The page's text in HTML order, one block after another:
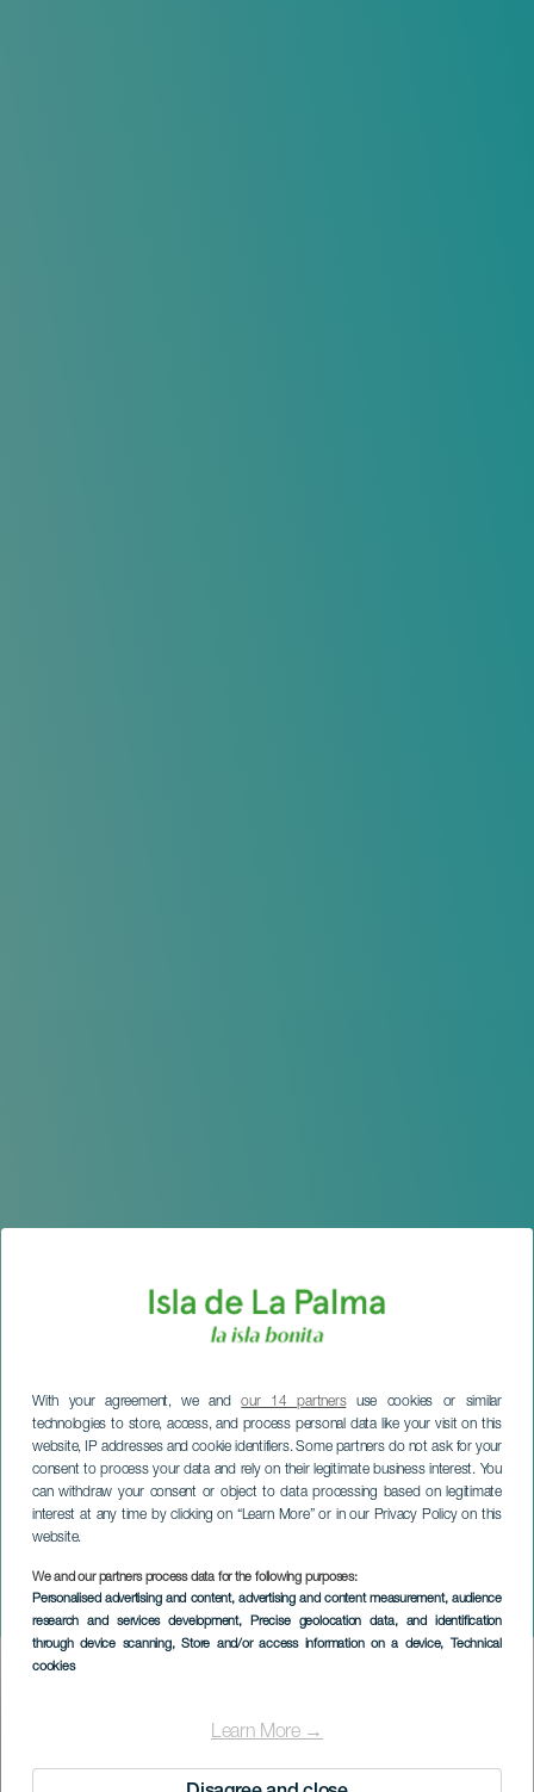
With your agreement, we andour 14 partnersuse cookies or similar
technologies to store, access, and process personal data like your visit on this
website, IP addresses and cookie identifiers. Some partners do not ask for your
consent to process your data and rely on their legitimate business interest. You
can withdraw your consent or object to data processing based on legitimate
interest at any time by clicking on “Learn More” or in our Privacy Policy on this
website.
We and our partners process data for the following purposes:
Personalised advertising and content, advertising and content measurement, audience
research and services development, Precise geolocation data, and identification
through device scanning, Store and/or access information on a device, Technical
cookies
Learn More →
Coin des artisans et des
commerçants
Imagen